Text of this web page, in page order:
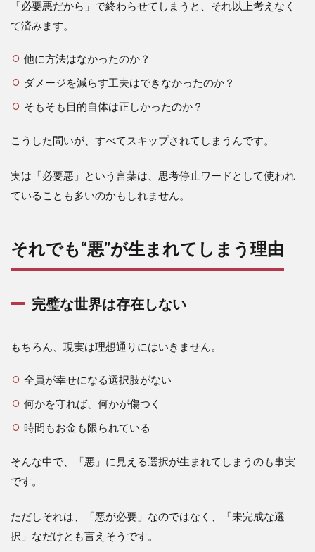
「必要悪だから」で終わらせてしまうと、それ以上考えなく
て済みます。
他に方法はなかったのか？
ダメージを減らす工夫はできなかったのか？
そもそも目的自体は正しかったのか？
こうした問いが、すべてスキップされてしまうんです。
実は「必要悪」という言葉は、思考停止ワードとして使われ
ていることも多いのかもしれません。
それでも“悪”が生まれてしまう理由
完璧な世界は存在しない
もちろん、現実は理想通りにはいきません。
全員が幸せになる選択肢がない
何かを守れば、何かが傷つく
時間もお金も限られている
そんな中で、「悪」に見える選択が生まれてしまうのも事実
です。
ただしそれは、「悪が必要」なのではなく、「未完成な選
択」なだけとも言えそうです。